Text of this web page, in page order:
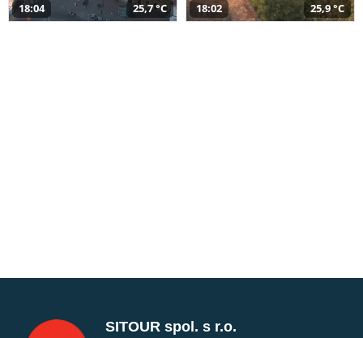
18:04 25,7 °C 18:02 25,9 °C
SITOUR spol. s r.o.